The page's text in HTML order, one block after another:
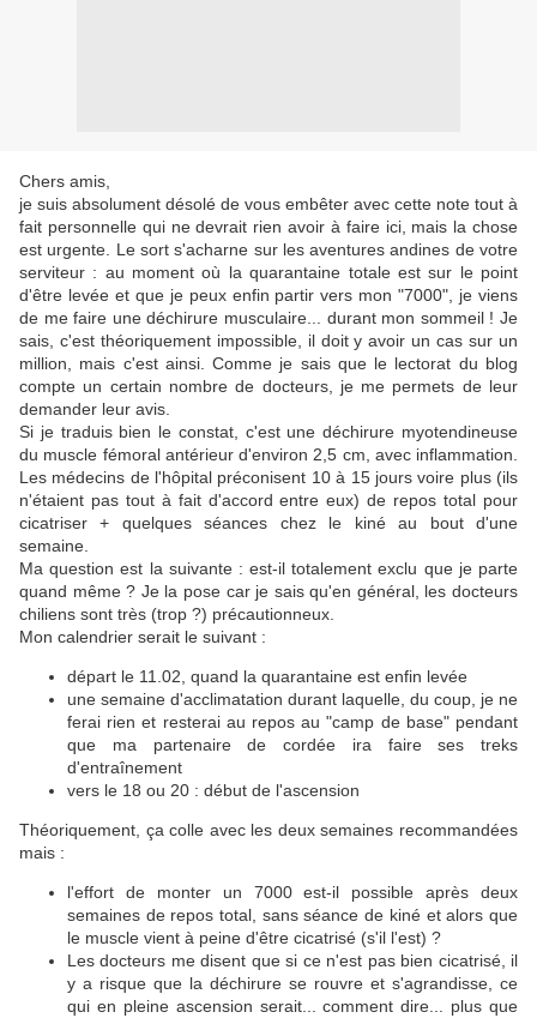
Chers amis,
je suis absolument désolé de vous embêter avec cette note tout à
fait personnelle qui ne devrait rien avoir à faire ici, mais la chose
est urgente. Le sort s'acharne sur les aventures andines de votre
serviteur : au moment où la quarantaine totale est sur le point
d'être levée et que je peux enfin partir vers mon "7000", je viens
de me faire une déchirure musculaire... durant mon sommeil ! Je
sais, c'est théoriquement impossible, il doit y avoir un cas sur un
million, mais c'est ainsi. Comme je sais que le lectorat du blog
compte un certain nombre de docteurs, je me permets de leur
demander leur avis.
Si je traduis bien le constat, c'est une déchirure myotendineuse
du muscle fémoral antérieur d'environ 2,5 cm, avec inflammation.
Les médecins de l'hôpital préconisent 10 à 15 jours voire plus (ils
n'étaient pas tout à fait d'accord entre eux) de repos total pour
cicatriser + quelques séances chez le kiné au bout d'une
semaine.
Ma question est la suivante : est-il totalement exclu que je parte
quand même ? Je la pose car je sais qu'en général, les docteurs
chiliens sont très (trop ?) précautionneux.
Mon calendrier serait le suivant :
départ le 11.02, quand la quarantaine est enfin levée
une semaine d'acclimatation durant laquelle, du coup, je ne
ferai rien et resterai au repos au "camp de base" pendant
que ma partenaire de cordée ira faire ses treks
d'entraînement
vers le 18 ou 20 : début de l'ascension
Théoriquement, ça colle avec les deux semaines recommandées
mais :
l'effort de monter un 7000 est-il possible après deux
semaines de repos total, sans séance de kiné et alors que
le muscle vient à peine d'être cicatrisé (s'il l'est) ?
Les docteurs me disent que si ce n'est pas bien cicatrisé, il
y a risque que la déchirure se rouvre et s'agrandisse, ce
qui en pleine ascension serait... comment dire... plus que